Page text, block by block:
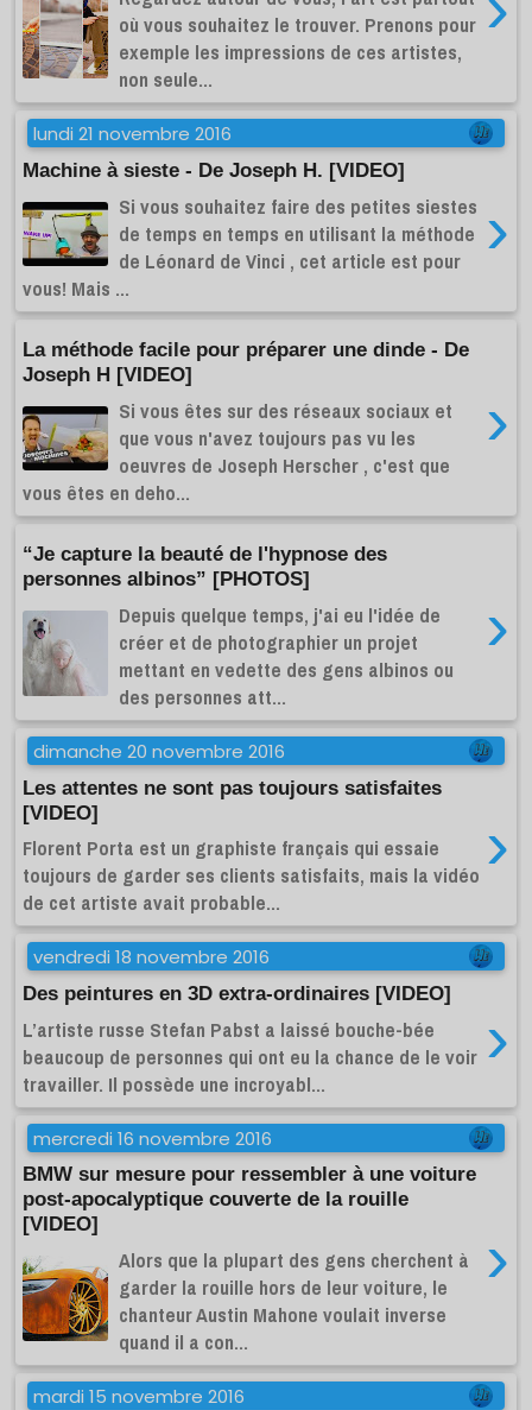
où vous souhaitez le trouver. Prenons pour
exemple les impressions de ces artistes,
non seule...
lundi 21 novembre 2016
Machine à sieste - De Joseph H. [VIDEO]
›
Si vous souhaitez faire des petites siestes
de temps en temps en utilisant la méthode
de Léonard de Vinci , cet article est pour
vous! Mais ...
La méthode facile pour préparer une dinde - De
Joseph H [VIDEO]
›
Si vous êtes sur des réseaux sociaux et
que vous n'avez toujours pas vu les
oeuvres de Joseph Herscher , c'est que
vous êtes en deho...
“Je capture la beauté de l'hypnose des
personnes albinos” [PHOTOS]
›
Depuis quelque temps, j'ai eu l'idée de
créer et de photographier un projet
mettant en vedette des gens albinos ou
des personnes att...
dimanche 20 novembre 2016
Les attentes ne sont pas toujours satisfaites
[VIDEO]
›
Florent Porta est un graphiste français qui essaie
toujours de garder ses clients satisfaits, mais la vidéo
de cet artiste avait probable...
vendredi 18 novembre 2016
Des peintures en 3D extra-ordinaires [VIDEO]
›
L’artiste russe Stefan Pabst a laissé bouche-bée
beaucoup de personnes qui ont eu la chance de le voir
travailler. Il possède une incroyabl...
mercredi 16 novembre 2016
BMW sur mesure pour ressembler à une voiture
post-apocalyptique couverte de la rouille
[VIDEO]
›
Alors que la plupart des gens cherchent à
garder la rouille hors de leur voiture, le
chanteur Austin Mahone voulait inverse
quand il a con...
mardi 15 novembre 2016